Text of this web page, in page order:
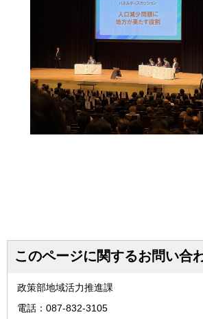
このページに関するお問い合
政策部地域活力推進課
電話：087-832-3105